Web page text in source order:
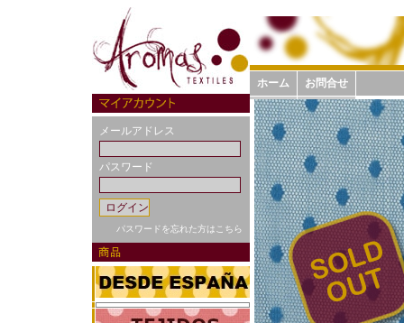
メールアドレス
パスワード
パスワードを忘れた方はこちら
ホーム お問合せ